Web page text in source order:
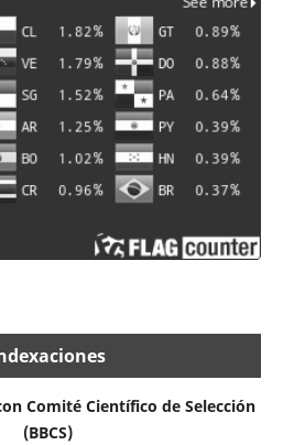
Comité Científico de Selección
(BBCS)